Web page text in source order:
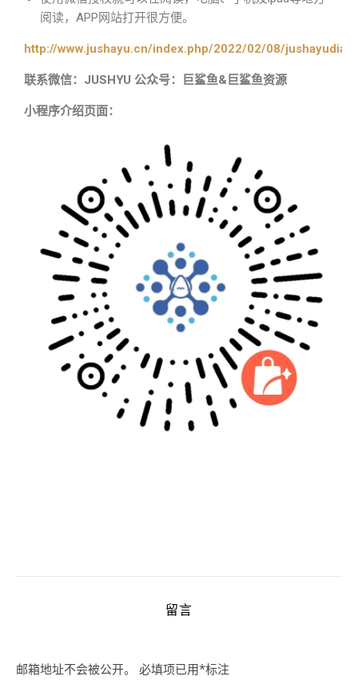
阅读，APP网站打开很方便。
http://www.jushayu.cn/index.php/2022/02/08/
联系微信：JUSHYU 公众号：巨鲨鱼&巨鲨鱼资源
小程序介绍页面：
留言
邮箱地址不会被公开。 必填项已用*标注